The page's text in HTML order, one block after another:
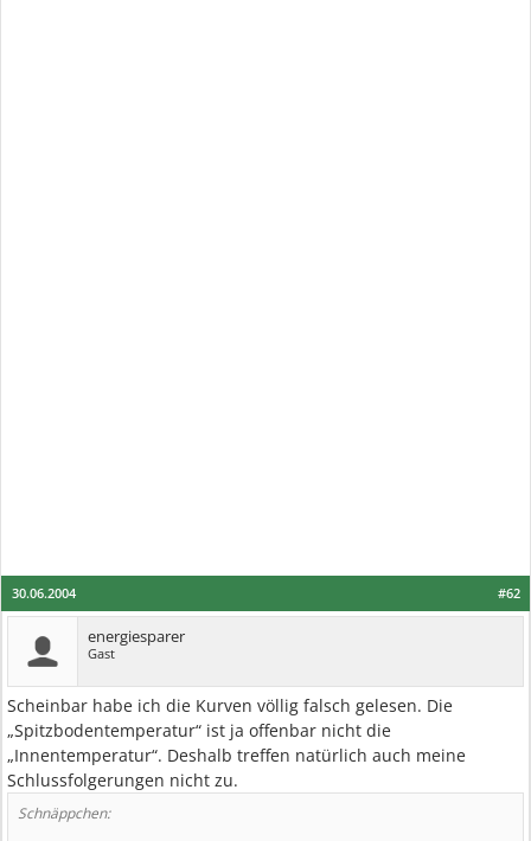
#62
30.06.2004
energiesparer
Gast
Scheinbar habe ich die Kurven völlig falsch gelesen. Die
„Spitzbodentemperatur“ ist ja offenbar nicht die
„Innentemperatur“. Deshalb treffen natürlich auch meine
Schlussfolgerungen nicht zu.
Schnäppchen: